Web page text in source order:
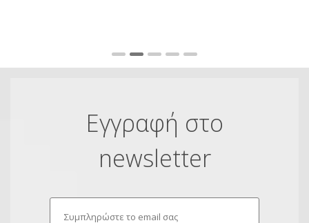
Εγγραφή στο
newsletter